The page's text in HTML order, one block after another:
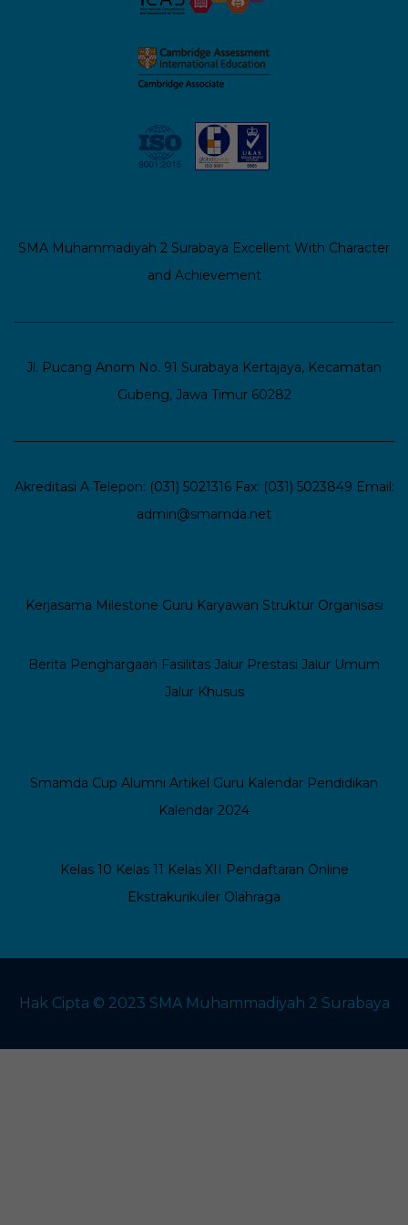
SMA Muhammadiyah 2 Surabaya Excellent With Character
and Achievement
Jl. Pucang Anom No. 91 Surabaya Kertajaya, Kecamatan
Gubeng, Jawa Timur 60282
Akreditasi A Telepon: (031) 5021316 Fax: (031) 5023849 Email:
admin@smamda.net
Kerjasama Milestone Guru Karyawan Struktur Organisasi
Berita Penghargaan Fasilitas Jalur Prestasi Jalur Umum
Jalur Khusus
Smamda Cup Alumni Artikel Guru Kalendar Pendidikan
Kalendar 2024
Kelas 10 Kelas 11 Kelas XII Pendaftaran Online
Ekstrakurikuler Olahraga
Hak Cipta © 2023 SMA Muhammadiyah 2 Surabaya